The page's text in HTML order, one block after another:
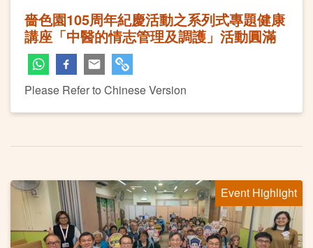
嗇色園105周年紀慶活動之系列式專題健康
講座「中醫的情志管理及調護」活動圓滿
Please Refer to Chinese Version
Event Highlight